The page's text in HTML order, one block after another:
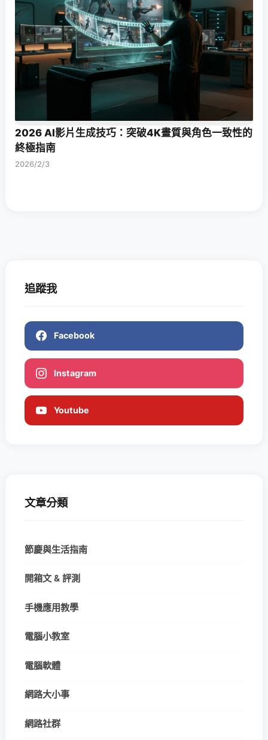
2026 AI影片生成技巧：突破4K畫質與角色一致性的
終極指南
2026/2/3
追蹤我
Facebook
Instagram
Youtube
文章分類
節慶與生活指南
開箱文 & 評測
手機應用教學
電腦小教室
電腦軟體
網路大小事
網路社群